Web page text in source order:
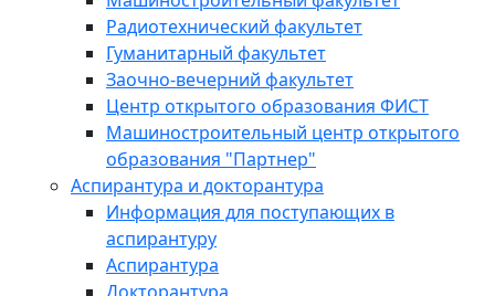
Радиотехнический факультет
Гуманитарный факультет
Заочно-вечерний факультет
Центр открытого образования ФИСТ
Машиностроительный центр открытого
образования "Партнер"
Аспирантура и докторантура
Информация для поступающих в
аспирантуру
Аспирантура